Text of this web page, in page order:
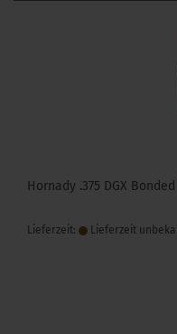
Hornady .375 DGX
Lieferzeit: Lieferzeit